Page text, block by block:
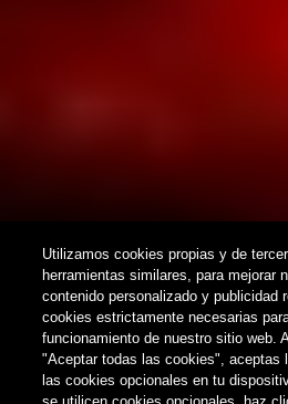
Utilizamos cookies propias y de
herramientas similares, para mejorar
contenido personalizado y publicidad
cookies estrictamente necesarias
funcionamiento de nuestro sitio web.
"Aceptar todas las cookies", aceptas
las cookies opcionales en tu